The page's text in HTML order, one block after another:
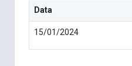
Data
15/01/2024